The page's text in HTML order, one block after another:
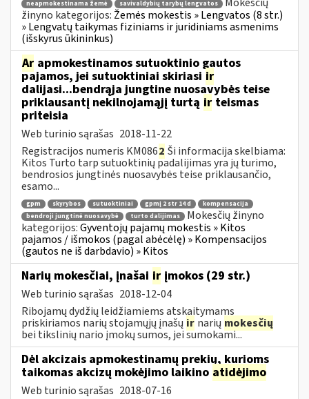
neapmokestinama žemė savivaldybių tarybų lengvatos
žinyno kategorijos: Žemės mokestis » Lengvatos (8 str.)
» Lengvatų taikymas fiziniams ir juridiniams asmenims
(išskyrus ūkininkus)
Ar apmokestinamos sutuoktinio gautos
pajamos, jei sutuoktiniai skiriasi ir
dalijasi...bendrąja jungtine nuosavybės teise
priklausantį nekilnojamąjį turtą ir teismas
priteisia
Web turinio sąrašas 2018-11-22
Registracijos numeris KM0862 Ši informacija skelbiama:
Kitos Turto tarp sutuoktinių padalijimas yra jų turimo,
bendrosios jungtinės nuosavybės teise priklausančio,
esamo...
gpm skyrybos sutuoktiniai gpmį 2 str 14 d
kompensacija
bendroji jungtinė nuosavybė
turto dalijimas
Mokesčių žinyno
kategorijos:Gyventojų pajamų mokestis » Kitos
pajamos / išmokos (pagal abėcėlę) » Kompensacijos
(gautos ne iš darbdavio) » Kitos
Narių mokesčiai, įnašai ir įmokos (29 str.)
Web turinio sąrašas 2018-12-04
Ribojamų dydžių leidžiamiems atskaitymams
priskiriamos narių stojamųjų įnašų ir narių mokesčių
bei tikslinių nario įmokų sumos, jei sumokami...
Dėl akcizais apmokestinamų prekių, kurioms
taikomas akcizų mokėjimo laikino atidėjimo
Web turinio sąrašas 2018-07-16